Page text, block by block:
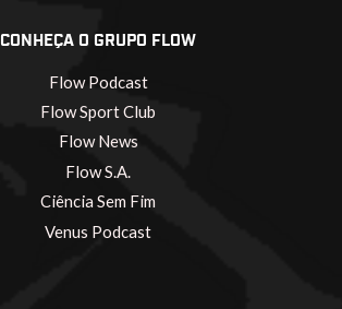
CONHEÇA O GRUPO FLOW
Flow Podcast
Flow Sport Club
Flow News
Flow S.A.
Ciência Sem Fim
Venus Podcast